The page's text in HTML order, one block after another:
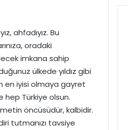
ahfadıyız. Bu
oradaki
imkana sahip
ülkede yıldız gibi
en iyisi olmaya gayret
hep Türkiye olsun.
öncüsüdür, kalbidir.
tutmanızı tavsiye